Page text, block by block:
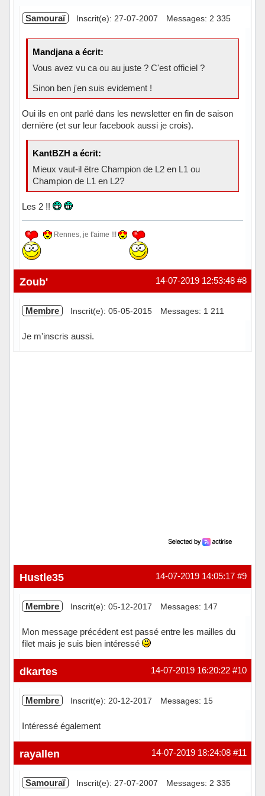
Samouraï Inscrit(e): 27-07-2007 Messages: 2 335
Mandjana a écrit:
Vous avez vu ca ou au juste ? C'est officiel ?
Sinon ben j'en suis evidement !
Oui ils en ont parlé dans les newsletter en fin de saison
dernière (et sur leur facebook aussi je crois).
KantBZH a écrit:
Mieux vaut-il être Champion de L2 en L1 ou
Champion de L1 en L2?
Les 2 !!
Rennes, je t'aime !!!
Hors ligne #8
14-07-2019 12:53:48
Zoub'
Membre Inscrit(e): 05-05-2015 Messages: 1 211
Je m'inscris aussi.
#9
14-07-2019 14:05:17
Hustle35
Membre Inscrit(e): 05-12-2017 Messages: 147
Mon message précédent est passé entre les mailles du
filet mais je suis bien intéressé
Hors ligne #10
14-07-2019 16:20:22
dkartes
Membre Inscrit(e): 20-12-2017 Messages: 15
Intéressé également
Hors ligne #11
14-07-2019 18:24:08
rayallen
Samouraï Inscrit(e): 27-07-2007 Messages: 2 335